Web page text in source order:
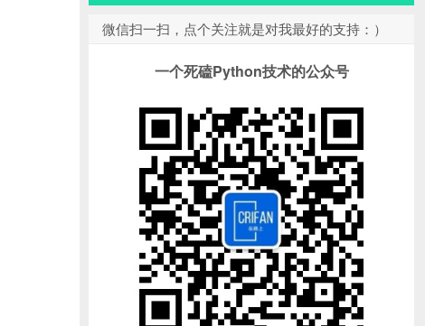
微信扫一扫，点个关注就是对我最好的支持：）
一个死磕Python技术的公众号